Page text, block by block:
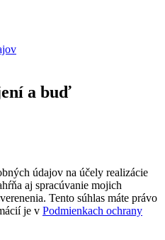
a buď
údajov na účely realizácie
aj spracúvanie mojich
Tento súhlas máte právo
je v Podmienkach ochrany